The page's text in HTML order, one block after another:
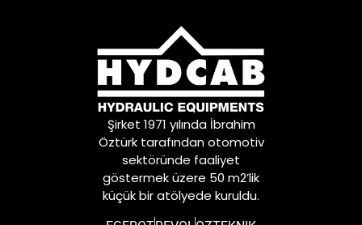
Şirket 1971 yılında İbrahim
Öztürk tarafından otomotiv
sektöründe faaliyet
göstermek üzere 50 m2’lik
küçük bir atölyede kuruldu.